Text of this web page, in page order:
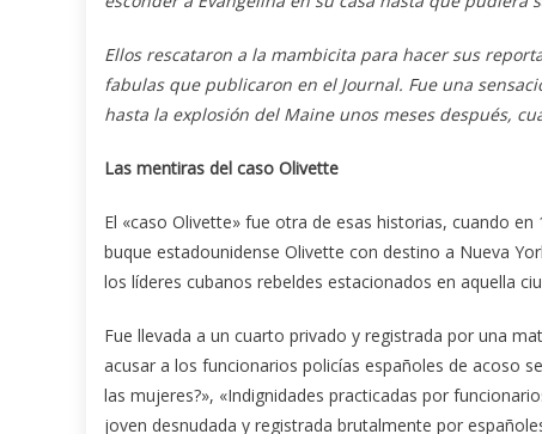
Ellos rescataron a la mambicita para hacer sus
fabulas que publicaron en el Journal. Fue una
hasta la explosión del Maine unos meses después,
Las mentiras del caso Olivette
El «caso Olivette» fue otra de esas historias, cuando
buque estadounidense Olivette con destino a Nueva
los líderes cubanos rebeldes estacionados en aquella
Fue llevada a un cuarto privado y registrada por una
acusar a los funcionarios policías españoles de acoso
las mujeres?», «Indignidades practicadas por
joven desnudada y registrada brutalmente por